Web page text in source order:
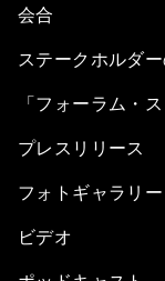
会合
ステークホルダ
「フォーラム・
プレスリリース
フォトギャラリー
ビデオ